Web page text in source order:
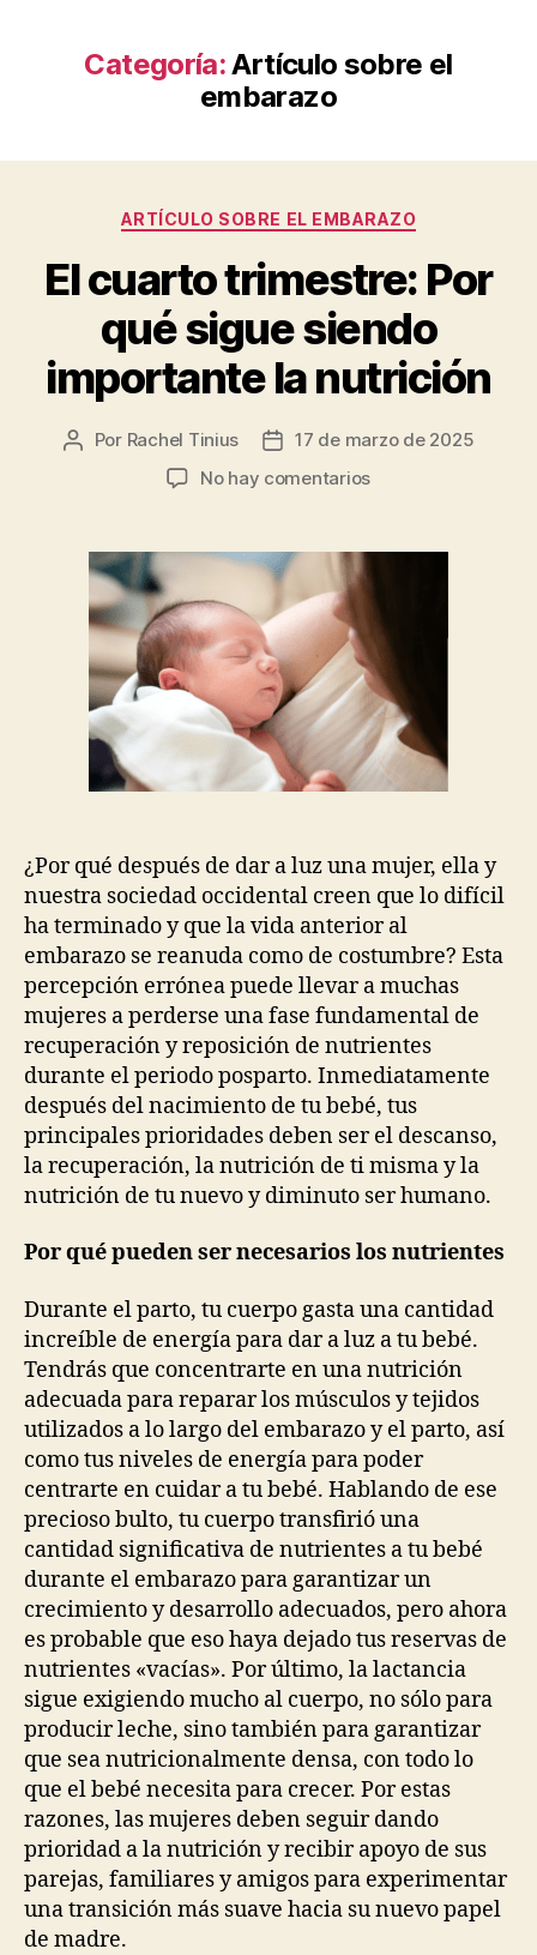
Categoría:Artículo sobre el
embarazo
Categorías
ARTÍCULO SOBRE EL EMBARAZO
El cuarto trimestre: Por
qué sigue siendo
importante la nutrición
Autor
Por Rachel Tinius
Fecha17 de marzo de 2025
No hay comentariosen
trimestre:
qué
sigue
siendo
importante
la
nutrición
¿Por qué después de dar a luz una mujer, ella y
nuestra sociedad occidental creen que lo difícil
ha terminado y que la vida anterior al
embarazo se reanuda como de costumbre? Esta
percepción errónea puede llevar a muchas
mujeres a perderse una fase fundamental de
recuperación y reposición de nutrientes
durante el periodo posparto. Inmediatamente
después del nacimiento de tu bebé, tus
principales prioridades deben ser el descanso,
la recuperación, la nutrición de ti misma y la
nutrición de tu nuevo y diminuto ser humano.
Por qué pueden ser necesarios los nutrientes
Durante el parto, tu cuerpo gasta una cantidad
increíble de energía para dar a luz a tu bebé.
Tendrás que concentrarte en una nutrición
adecuada para reparar los músculos y tejidos
utilizados a lo largo del embarazo y el parto, así
como tus niveles de energía para poder
centrarte en cuidar a tu bebé. Hablando de ese
precioso bulto, tu cuerpo transfirió una
cantidad significativa de nutrientes a tu bebé
durante el embarazo para garantizar un
crecimiento y desarrollo adecuados, pero ahora
es probable que eso haya dejado tus reservas de
nutrientes «vacías». Por último, la lactancia
sigue exigiendo mucho al cuerpo, no sólo para
producir leche, sino también para garantizar
que sea nutricionalmente densa, con todo lo
que el bebé necesita para crecer. Por estas
razones, las mujeres deben seguir dando
prioridad a la nutrición y recibir apoyo de sus
parejas, familiares y amigos para experimentar
una transición más suave hacia su nuevo papel
de madre.